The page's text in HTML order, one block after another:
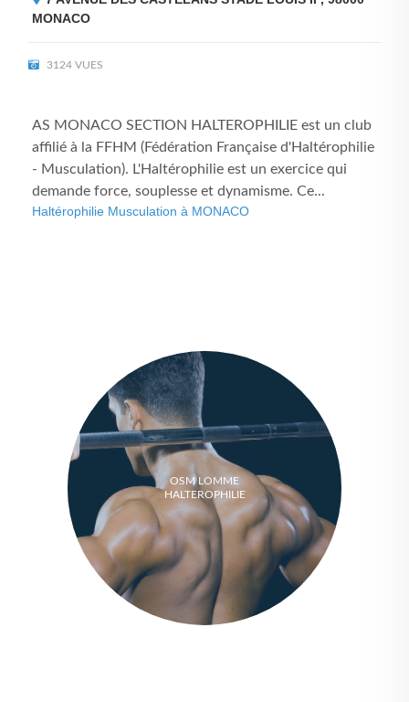
MONACO
3124 VUES
AS MONACO SECTION HALTEROPHILIE est un club
affilié à la FFHM (Fédération Française d'Haltérophilie
- Musculation). L'Haltérophilie est un exercice qui
demande force, souplesse et dynamisme. Ce...
Haltérophilie Musculation à MONACO
OSM LOMME
HALTEROPHILIE